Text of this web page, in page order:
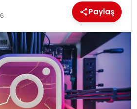
Paylaş